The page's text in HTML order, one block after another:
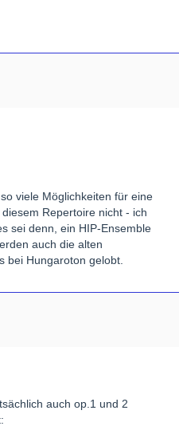
viele Möglichkeiten für eine
Repertoire nicht - ich
sei denn, ein HIP-Ensemble
auch die alten
bei Hungaroton gelobt.
auch op.1 und 2